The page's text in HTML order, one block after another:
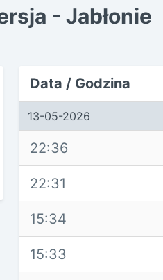
- Jabłonie
Data / Godzina
13-05-2026
22:36
22:31
15:34
15:33